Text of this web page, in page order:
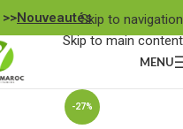
Skip to navigation
Skip to main content
>>Nouveautés<<
MENU
-27%